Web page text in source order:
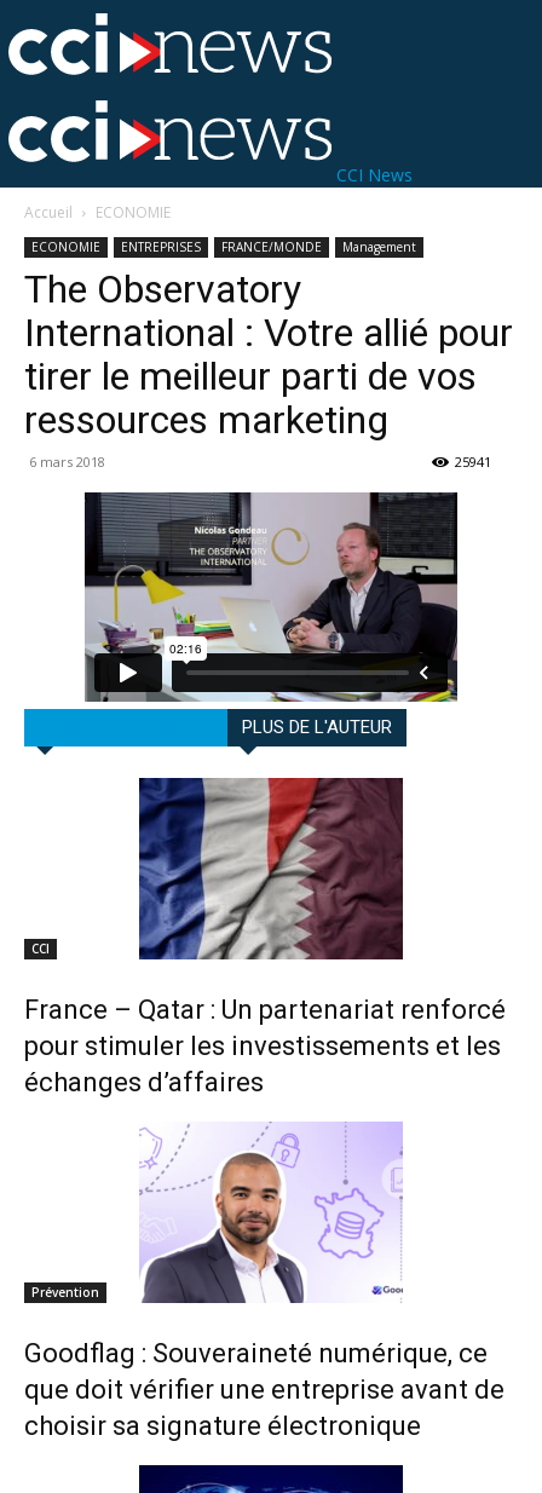
CCI News
Accueil ECONOMIE
ECONOMIE ENTREPRISES FRANCE/MONDE Management
The Observatory
International : Votre allié pour
tirer le meilleur parti de vos
ressources marketing
6 mars 2018 25941
PLUS DE L'AUTEUR
CCI
France – Qatar : Un partenariat renforcé
pour stimuler les investissements et les
échanges d’affaires
Prévention
Goodflag : Souveraineté numérique, ce
que doit vérifier une entreprise avant de
choisir sa signature électronique